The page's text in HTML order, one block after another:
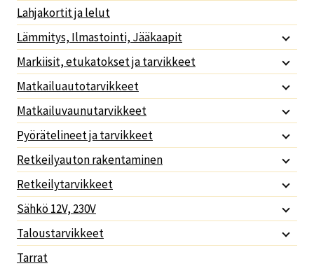
Lahjakortit ja lelut
Lämmitys, Ilmastointi, Jääkaapit
Markiisit, etukatokset ja tarvikkeet
Matkailuautotarvikkeet
Matkailuvaunutarvikkeet
Pyörätelineet ja tarvikkeet
Retkeilyauton rakentaminen
Retkeilytarvikkeet
Sähkö 12V, 230V
Taloustarvikkeet
Tarrat